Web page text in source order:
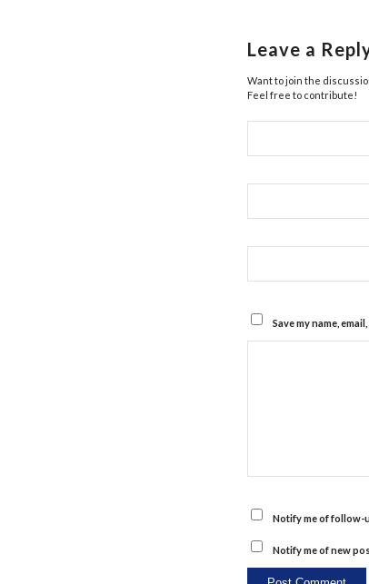
Leave a
Want to join the
Feel free to contribute!
Save my name,
Notify me of follow-
Notify me of new